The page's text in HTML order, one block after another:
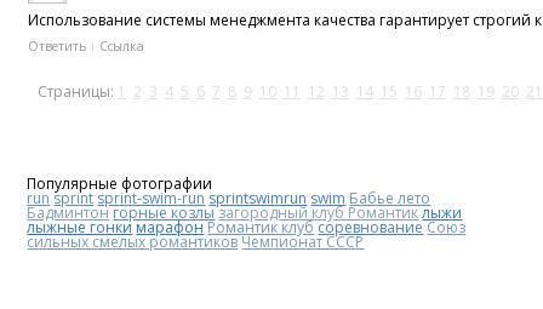
Использование системы менеджмента качества гарантирует строгий
Ответить Ссылка
Страницы: 1 2 3 4 5 6 7 8 9 10 11 12 13 14 15 16 17 18 19 20 21
Популярные фотографии
run sprint sprint-swim-run sprintswimrun swim Бабье лето
Бадминтонгорные козлы загородный клуб Романтиклыжи
лыжные гонки марафонРомантик клубсоревнованиеСоюз
сильных смелых романтиковЧемпионат СССР